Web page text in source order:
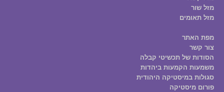
מזל שור
מזל תאומים
מפת האתר
צור קשר
הסודות של תכשיטי קבלה
משמעות הקמעות ביהדות
סגולות במיסטיקה היהודית
פורום מיסטיקה